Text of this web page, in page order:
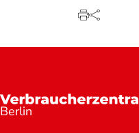
Berlin